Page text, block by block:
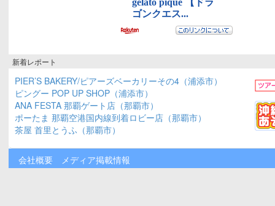
新着レポート
PIER’S BAKERY/ピアーズベーカリーその4（浦添市）
ピングー POP UP SHOP（浦添市）
ANA FESTA 那覇ゲート店（那覇市）
ポーたま 那覇空港国内線到着ロビー店（那覇市）
茶屋 首里とうふ（那覇市）
会社概要 メディア掲載情報